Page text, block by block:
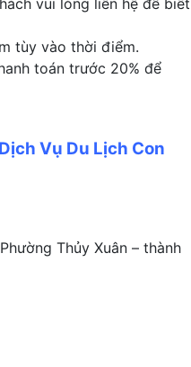
vui lòng liên hệ để biết
tùy vào thời điểm.
toán trước 20% để
Vụ Du Lịch Con
Thủy Xuân – thành